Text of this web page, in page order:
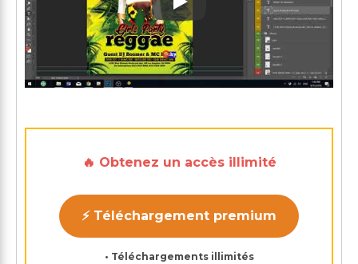
Play: Keynote (Google I/O
🔥 Obtenez un accès illimité
⚡ Téléchargement premium
• Téléchargements illimités